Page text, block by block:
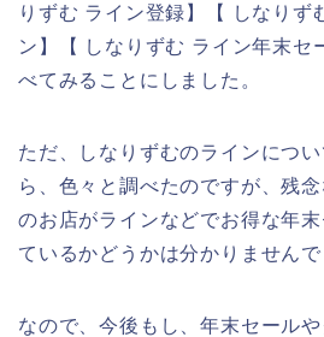
りずむ ライン登録】【 しなりず
ン】【 しなりずむ ライン年末セ
べてみることにしました。
ただ、しなりずむのラインにつ
ら、色々と調べたのですが、残
のお店がラインなどでお得な年
ているかどうかは分かりませんで
なので、今後もし、年末セール